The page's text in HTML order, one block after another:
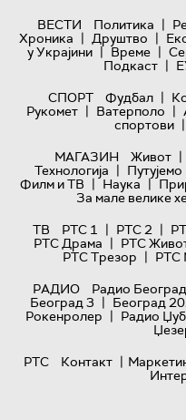
ВЕСТИ Политика |
Хроника | Друштво |
у Украјини | Време |
Подкаст |
СПОРТ
Фудбал |
Рукомет | Ватерполо |
спортови |
МАГАЗИН
Живот |
Технологијa | Путујемо
Филм и ТВ | Наука |
За мале велике
ТВ
РТС 1 | РТС 2 |
РТС Драма | РТС
РТС Трезор | РТС
РАДИО
Радио
Београд 3 | Београд
Рокенролер | Радио
РТС
Контакт |